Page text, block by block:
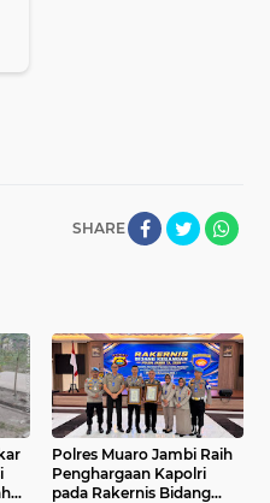
SHARE
Polres Muaro Jambi Raih
Penghargaan Kapolri
pada Rakernis Bidang